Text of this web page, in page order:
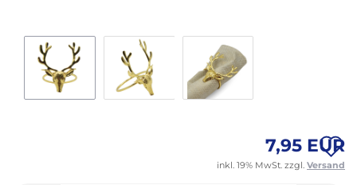
7,95 EUR
inkl. 19% MwSt. zzgl. Versand